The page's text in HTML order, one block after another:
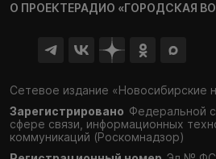
О ПРОЕКТЕРАДИО «ГОРОДСКАЯ
Сетевое издание «Новосибирские
Зарегистрировано Федеральной
сфере связи, информационных
коммуникаций (Роскомнадзор)